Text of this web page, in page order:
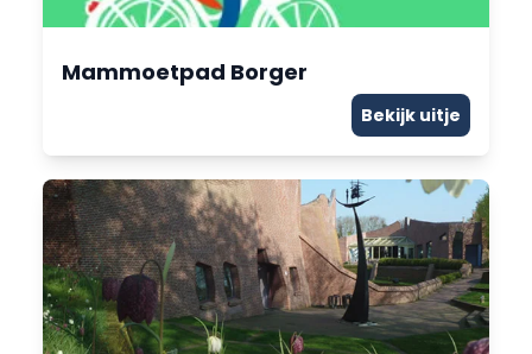
Mammoetpad Borger
Bekijk uitje